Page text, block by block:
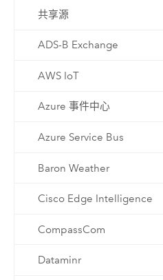
共享源
ADS-B Exchange
AWS IoT
Azure 事件中心
Azure Service Bus
Baron Weather
Cisco Edge Intelligence
CompassCom
Dataminr